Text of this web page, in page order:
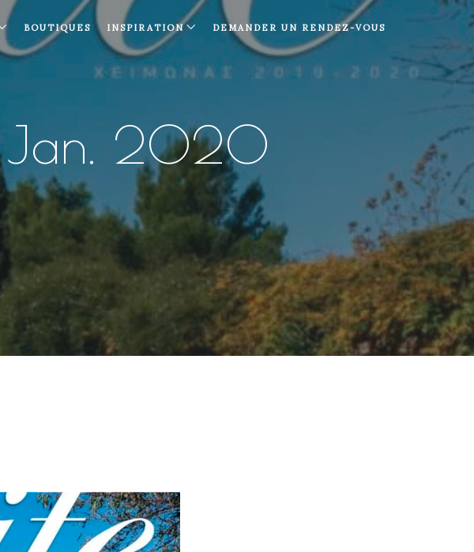
BOUTIQUES INSPIRATION DEMANDER UN RENDEZ-VOUS
Jan. 2020